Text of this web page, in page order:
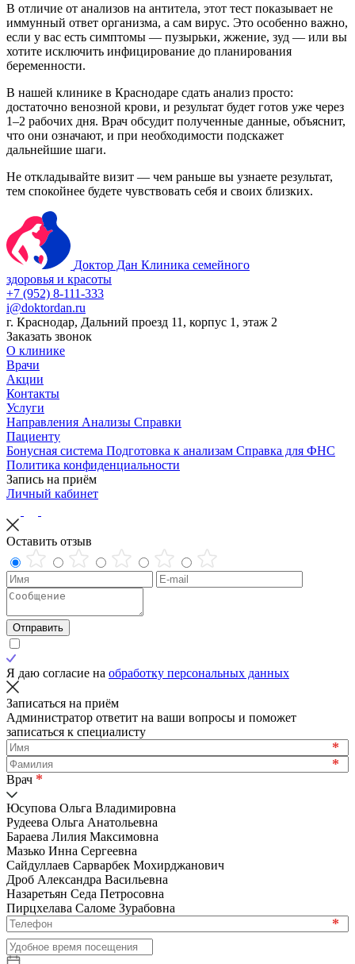
В отличие от анализов на антитела, этот тест показывает не
иммунный ответ организма, а сам вирус. Это особенно важно,
если у вас есть симптомы — пузырьки, жжение, зуд — или вы
хотите исключить инфицирование до планирования
беременности.
В нашей клинике в Краснодаре сдать анализ просто:
достаточно венозной крови, и результат будет готов уже через
1–2 рабочих дня. Врач обсудит полученные данные, объяснит,
что они означают, и при необходимости подскажет
дальнейшие шаги.
Не откладывайте визит — чем раньше вы узнаете результат,
тем спокойнее будете чувствовать себя и своих близких.
Доктор Дан Клиника семейного
здоровья и красоты
+7 (952) 8-111-333
i@doktordan.ru
г. Краснодар, Дальний проезд 11, корпус 1, этаж 2
Заказать звонок
О клинике
Врачи
Акции
Контакты
Услуги
Направления Анализы Справки
Пациенту
Бонусная система Подготовка к анализам Справка для ФНС
Политика конфиденциальности
Запись на приём
Личный кабинет
Оставить отзыв
Отправить
Я даю согласие на обработку персональных данных
Записаться на приём
Администратор ответит на ваши вопросы и поможет
записаться к специалисту
*
*
Врач *
Юсупова Ольга Владимировна
Рудеева Ольга Анатольевна
Бараева Лилия Максимовна
Мазько Инна Сергеевна
Сайдуллаев Сарварбек Мохирджанович
Дроб Александра Васильевна
Назаретьян Седа Петросовна
Пирцхелава Саломе Зурабовна
*